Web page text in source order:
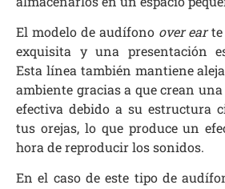
El modelo de audífono over earte
exquisita y una presentación
Esta línea también mantiene
ambiente gracias a que crean
efectiva debido a su estructura
tus orejas, lo que produce un
hora de reproducir los sonidos.
En el caso de este tipo de